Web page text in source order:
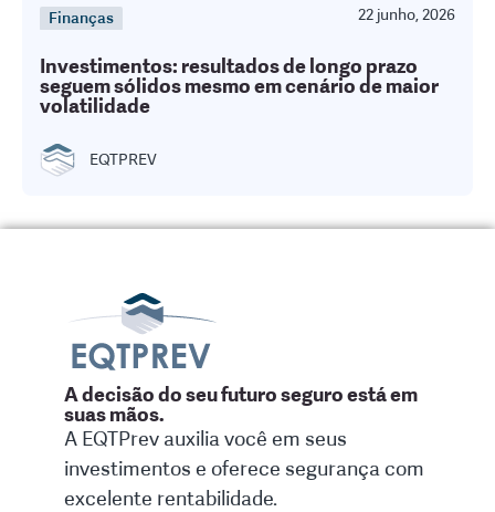
Finanças 22 junho, 2026
Investimentos: resultados de longo prazo
seguem sólidos mesmo em cenário de maior
volatilidade
EQTPREV
A decisão do seu futuro seguro está em
suas mãos.
A EQTPrev auxilia você em seus
investimentos e oferece segurança com
excelente rentabilidade.